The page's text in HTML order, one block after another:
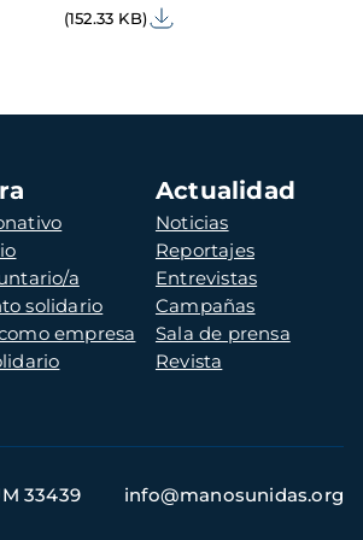
(152.33 KB)
a
solidario
empresa
Actualidad
Noticias
Reportajes
Entrevistas
Campañas
Sala de prensa
Revista
33439 info@manosunidas.org